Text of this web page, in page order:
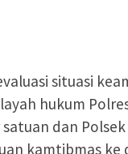
situasi
hukum
dan
kamtibmas ke